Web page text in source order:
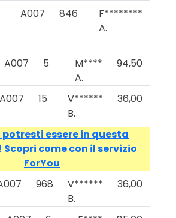
A007 846
F********
A.
A007 5
M****
A.
94,50
A007 15
V******
B.
36,00
potresti essere in questa
Scopri come con il servizio
ForYou
968
V******
B.
36,00